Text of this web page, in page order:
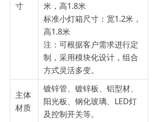
寸
米，高1.8米
标准小灯箱尺寸：宽1.2米，
高1.8米
注：可根据客户需求进行定
制，采用模块化设计，组合
方式灵活多变。
主体
材质
镀锌管、镀锌板、铝型材、
阳光板、钢化玻璃、LED灯
及控制开关等。